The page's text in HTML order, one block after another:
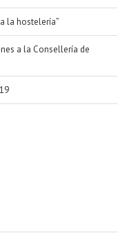
la hostelería”
a la Consellería de